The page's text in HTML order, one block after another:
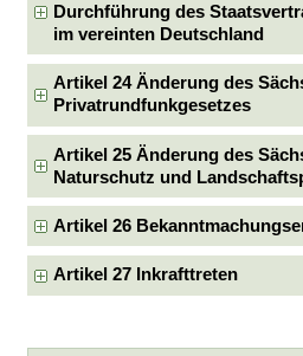
Durchführung des
im vereinten Deutschland
Artikel 24 Änderung des
Privatrundfunkgesetzes
Artikel 25 Änderung des
Naturschutz und
Artikel 26
Artikel 27 Inkrafttreten